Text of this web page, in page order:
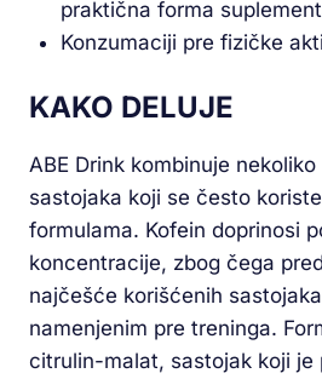
praktična forma
Konzumaciji pre fizičke
KAKO DELUJE
ABE Drink kombinuje
sastojaka koji se često
formulama. Kofein doprinosi
koncentracije, zbog čega
najčešće korišćenih
namenjenim pre treninga.
citrulin-malat, sastojak koji je